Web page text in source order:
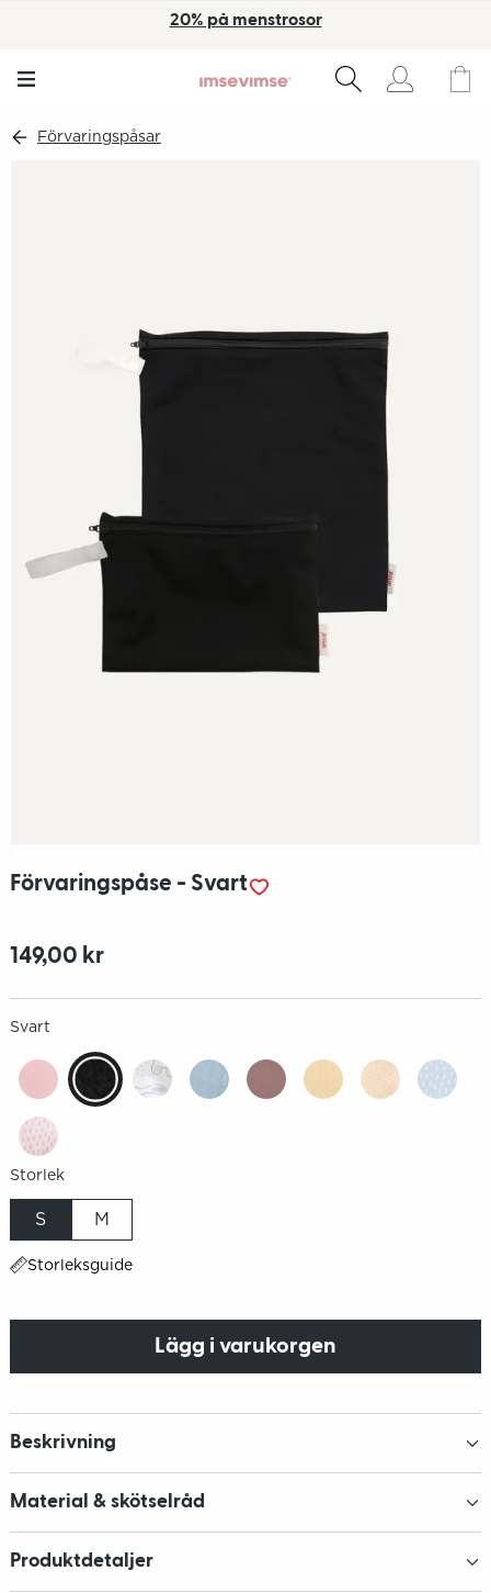
20% på menstrosor
Förvaringspåsar
Förvaringspåse - Svart
149,00 kr
Svart
Storlek
S M
Storleksguide
Lägg i varukorgen
Beskrivning
Material & skötselråd
Produktdetaljer